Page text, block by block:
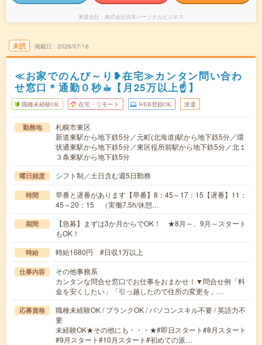
派遣会社 株式会社日本パーソナルビジネス
未読 掲載日 2026/07/16
≪お家でのんび～り❥在宅≫カンタン問い合わ
せ窓口＊通勤０秒☕︎【月25万以上☝】
職種未経験OK 在宅・リモート WEB登録OK 派遣
勤務地
札幌市東区
新道東駅から地下鉄5分／元町(北海道)駅から地下鉄5分／環
状通東駅から地下鉄5分／東区役所前駅から地下鉄5分／北１
３条東駅から地下鉄5分
曜日頻度 シフト制／土日含む週5日勤務
時間
早番と遅番があります【早番】8：45～17：15【遅番】11：
45～20：15 （実働7.5h/休憩…
期間
【急募】まずは3か月からでOK！ ★8月～、9月～スタート
もOK！
時給 時給1680円 #日収1万以上
仕事内容
その他事務系
カンタンな問合せ窓口でお仕事をおまかせ！▼問合せ例「料
金を安くしたい」「引っ越したので住所の変更を」…
応募資格
職種未経験OK / ブランクOK / パソコンスキル不要 / 英語力不
要
未経験OK★その他にも・・・★#即日スタート#8月スタート
#9月スタート#10月スタート#初めての派…